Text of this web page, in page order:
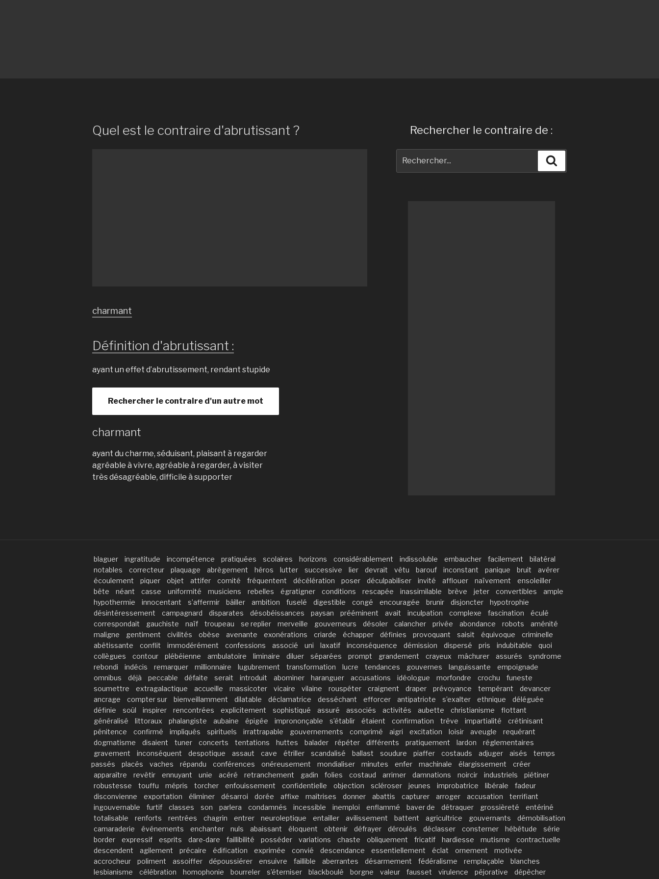
Quel est le contraire d'abrutissant ?
charmant
Définition d'abrutissant :
ayant un effet d’abrutissement, rendant stupide
Rechercher le contraire d'un autre mot
charmant
ayant du charme, séduisant, plaisant à regarder
agréable à vivre, agréable à regarder, à visiter
très désagréable, difficile à supporter
Rechercher le contraire de :
pour
blaguer ingratitude incompétence pratiquées scolaires horizons considérablement indissoluble embaucher facilement
bilatéral
notables
correcteur plaquage abrègement héros lutter successive lier devrait vêtu barouf inconstant panique bruit
avérer
écoulement
piquer objet attifer comité fréquentent décélération poser déculpabiliser invité afflouer naïvement
ensoleiller
bête
néant casse uniformité musiciens rebelles égratigner conditions rescapée inassimilable brève jeter convertibles
ample
hypothermie
innocentant s’affermir bâiller ambition fuselé digestible congé encouragée brunir disjoncter
hypotrophie
désintéressement
campagnard disparates désobéissances paysan prééminent avait inculpation complexe fascination
éculé
correspondait
gauchiste naïf troupeau se replier merveille gouverneurs désoler calancher privée abondance robots
aménité
maligne
gentiment civilités obèse avenante exonérations criarde échapper définies provoquant saisit équivoque
criminelle
abêtissante
conflit immodérément confessions associé uni laxatif inconséquence démission dispersé pris indubitable
quoi
collègues
contour plébéienne ambulatoire liminaire diluer séparées prompt grandement crayeux mâchurer assurés
syndrome
rebondi
indécis remarquer millionnaire lugubrement transformation lucre tendances gouvernes languissante
empoignade
omnibus
déjà peccable défaite serait introduit abominer haranguer accusations idéologue morfondre crochu
funeste
soumettre
extragalactique accueille massicoter vicaire vilaine rouspéter craignent draper prévoyance tempérant
devancer
ancrage
compter sur bienveillamment dilatable déclamatrice desséchant efforcer antipatriote s’exalter ethnique
déléguée
définie
soûl inspirer rencontrées explicitement sophistiqué assuré associés activités aubette christianisme
flottant
généralisé
littoraux phalangiste aubaine épigée imprononçable s’établir étaient confirmation trêve impartialité
crétinisant
pénitence
confirmé impliqués spirituels irrattrapable gouvernements comprimé aigri excitation loisir aveugle
requérant
dogmatisme
disaient tuner concerts tentations huttes balader répéter différents pratiquement lardon
réglementaires
gravement
inconséquent despotique assaut cave étriller scandalisé ballast soudure piaffer costauds adjuger aisés
temps
passés
placés vaches répandu conférences onéreusement mondialiser minutes enfer machinale élargissement
créer
apparaître
revêtir ennuyant unie acéré retranchement gadin folies costaud arrimer damnations noircir industriels
piétiner
robustesse
touffu mépris torcher enfouissement confidentielle objection scléroser jeunes improbatrice libérale
fadeur
disconvienne
exportation éliminer désarroi dorée affixe maîtrises donner abattis capturer arroger accusation
terrifiant
ingouvernable
furtif classes son parlera condamnés incessible inemploi enflammé baver de détraquer grossièreté
entériné
totalisable
renforts rentrées chagrin entrer neuroleptique entailler avilissement battent agricultrice gouvernants
démobilisation
camaraderie
événements enchanter nuls abaissant éloquent obtenir défrayer déroulés déclasser consterner hébétude
série
border
expressif esprits dare-dare faillibilité posséder variations chaste obliquement fricatif hardiesse mutisme
contractuelle
descendent
agilement précaire édification exprimée convié descendance essentiellement éclat ornement
motivée
accrocheur
poliment assoiffer dépoussiérer ensuivre faillible aberrantes désarmement fédéralisme remplaçable
blanches
lesbianisme
célébration homophonie bourreler s’éterniser blackboulé borgne valeur fausset virulence péjorative
dépêcher